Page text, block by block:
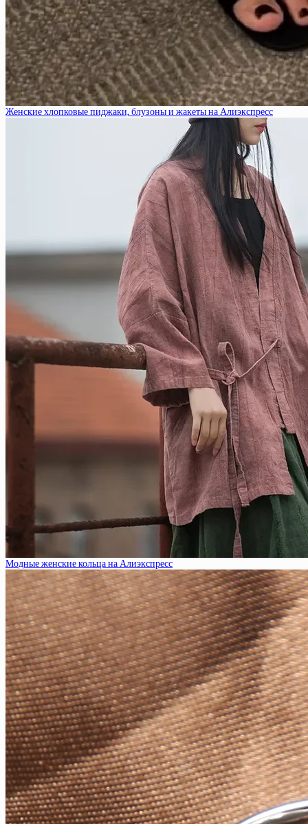
Женские хлопковые пиджаки, блузоны и жакеты на Алиэкспресс
Модные женские кольца на Алиэкспресс